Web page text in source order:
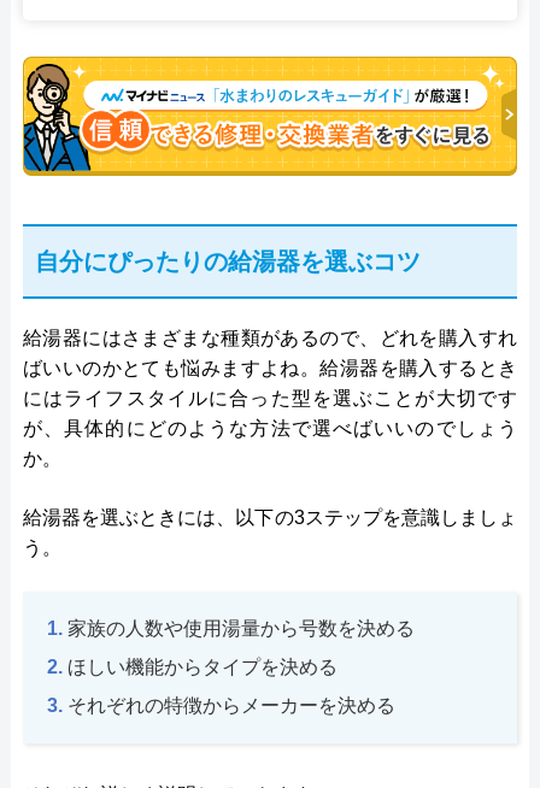
自分にぴったりの給湯器を選ぶコツ
給湯器にはさまざまな種類があるので、どれを購入すれ
ばいいのかとても悩みますよね。給湯器を購入するとき
にはライフスタイルに合った型を選ぶことが大切です
が、具体的にどのような方法で選べばいいのでしょう
か。
給湯器を選ぶときには、以下の3ステップを意識しましょ
う。
家族の人数や使用湯量から号数を決める
ほしい機能からタイプを決める
それぞれの特徴からメーカーを決める